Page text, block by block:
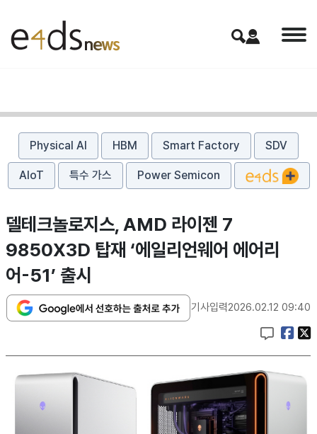
Physical AI HBM Smart Factory SDV
AIoT 특수 가스 Power Semicon
델테크놀로지스, AMD 라이젠 7
9850X3D 탑재 ‘에일리언웨어 에어리
어-51’ 출시
기사입력2026.02.12 09:40